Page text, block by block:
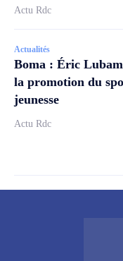
Actu Rdc
Actualités
Boma : Éric
la promotion du
jeunesse
Actu Rdc